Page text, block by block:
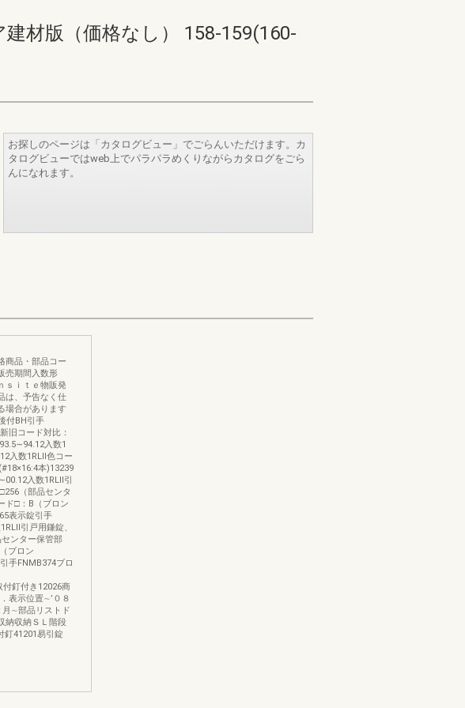
材版（価格なし） 158-159(160-
お探しのページは「カタログビュー」でごらんいただけます。カ
タログビューではweb上でパラパラめくりながらカタログをごら
んになれます。
商品・部品コー
売期間入数形
ｓｉｔｅ物販発
は、予告なく仕
場合があります
付BH引手
旧コード対比：
入数1
入数1RLⅡ色コー
本)13239
入数1RLⅡ引
（部品センタ
ド□：B（ブロン
表示錠引手
引戸用鎌錠、
ンター保管部
ブロン
手FNMB374ブロ
釘付き12026商
表示位置∼’０８
月∼部品リストド
納収納ＳＬ階段
釘41201易引錠